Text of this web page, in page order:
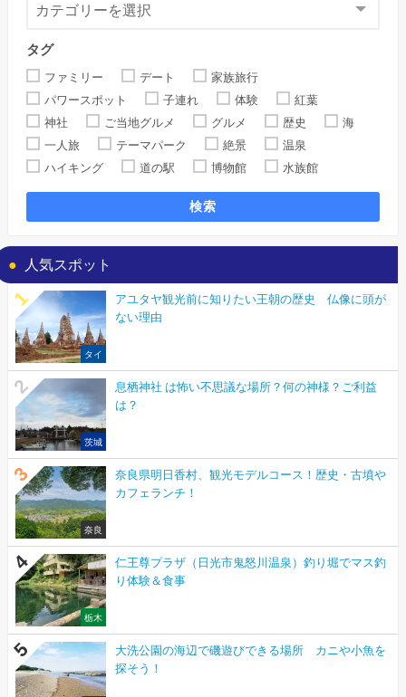
タグ
ファミリー デート
家族旅行
パワースポット
子連れ 体験
紅葉
神社
ご当地グルメ グルメ 歴史
海
一人旅
テーマパーク 絶景
温泉
ハイキング
道の駅 博物館 水族館
検索
人気スポット
タイ
アユタヤ観光前に知りたい王朝の歴史 仏像に頭が
ない理由
茨城
息栖神社 は怖い不思議な場所？何の神様？ご利益
は？
奈良
奈良県明日香村、観光モデルコース！歴史・古墳や
カフェランチ！
栃木
仁王尊プラザ（日光市鬼怒川温泉）釣り堀でマス釣
り体験＆食事
大洗公園の海辺で磯遊びできる場所 カニや小魚を
探そう！